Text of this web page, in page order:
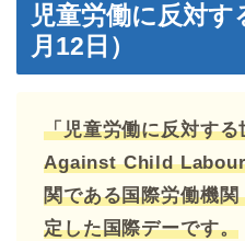
児童労働に反対
月12日）
「児童労働に反対す
Against Child Labour
関である国際労働機
定した国際デーです。